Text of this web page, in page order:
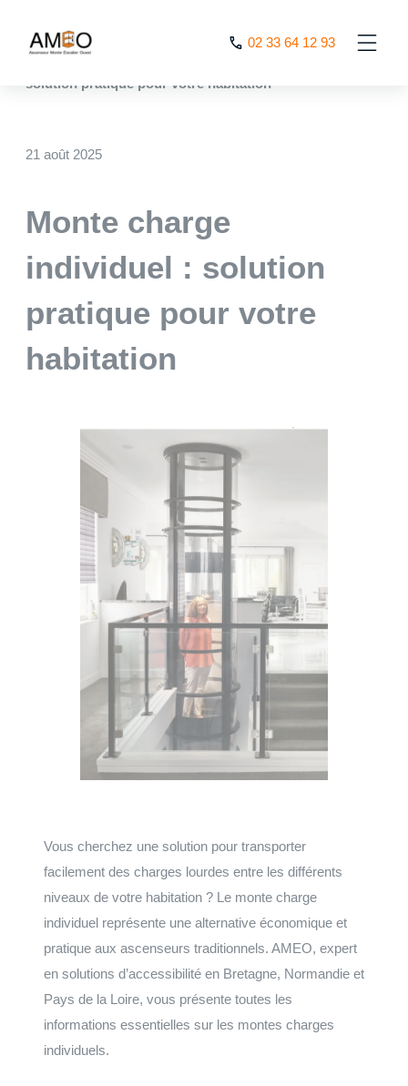
02 33 64 12 93
AMEO>Nos actualités
solution pratique pour votre habitation
21 août 2025
Monte charge
individuel : solution
pratique pour votre
habitation
Vous cherchez une solution pour transporter
facilement des charges lourdes entre les différents
niveaux de votre habitation ? Le monte charge
individuel représente une alternative économique et
pratique aux ascenseurs traditionnels. AMEO, expert
en solutions d’accessibilité en Bretagne, Normandie et
Pays de la Loire, vous présente toutes les
informations essentielles sur les montes charges
individuels.